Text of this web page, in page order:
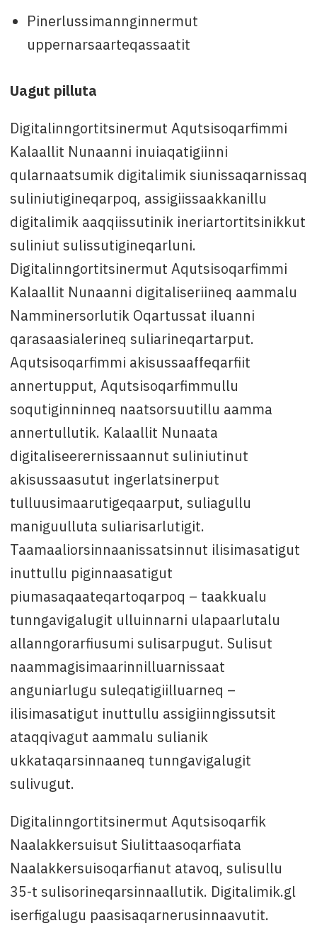
Pinerlussimannginnermut
uppernarsaarteqassaatit
Uagut pilluta
Digitalinngortitsinermut Aqutsisoqarfimmi
Kalaallit Nunaanni inuiaqatigiinni
qularnaatsumik digitalimik siunissaqarnissaq
suliniutigineqarpoq, assigiissaakkanillu
digitalimik aaqqiissutinik ineriartortitsinikkut
suliniut sulissutigineqarluni.
Digitalinngortitsinermut Aqutsisoqarfimmi
Kalaallit Nunaanni digitaliseriineq aammalu
Namminersorlutik Oqartussat iluanni
qarasaasialerineq suliarineqartarput.
Aqutsisoqarfimmi akisussaaffeqarfiit
annertupput, Aqutsisoqarfimmullu
soqutiginninneq naatsorsuutillu aamma
annertullutik. Kalaallit Nunaata
digitaliseerernissaannut suliniutinut
akisussaasutut ingerlatsinerput
tulluusimaarutigeqaarput, suliagullu
maniguulluta suliarisarlutigit.
Taamaaliorsinnaanissatsinnut ilisimasatigut
inuttullu piginnaasatigut
piumasaqaateqartoqarpoq – taakkualu
tunngavigalugit ulluinnarni ulapaarlutalu
allanngorarfiusumi sulisarpugut. Sulisut
naammagisimaarinnilluarnissaat
anguniarlugu suleqatigiilluarneq –
ilisimasatigut inuttullu assigiinngissutsit
ataqqivagut aammalu sulianik
ukkataqarsinnaaneq tunngavigalugit
sulivugut.
Digitalinngortitsinermut Aqutsisoqarfik
Naalakkersuisut Siulittaasoqarfiata
Naalakkersuisoqarfianut atavoq, sulisullu
35-t sulisorineqarsinnaallutik. Digitalimik.gl
iserfigalugu paasisaqarnerusinnaavutit.